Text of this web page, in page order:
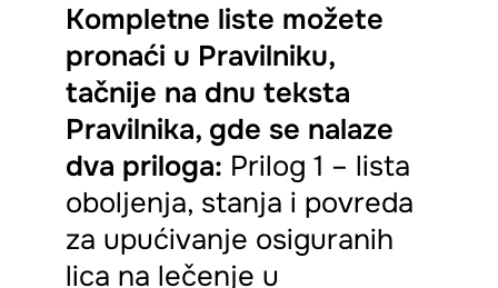
Kompletne liste možete
pronaći u Pravilniku,
tačnije na dnu teksta
Pravilnika, gde se nalaze
dva priloga: Prilog 1 – lista
oboljenja, stanja i povreda
za upućivanje osiguranih
lica na lečenje u